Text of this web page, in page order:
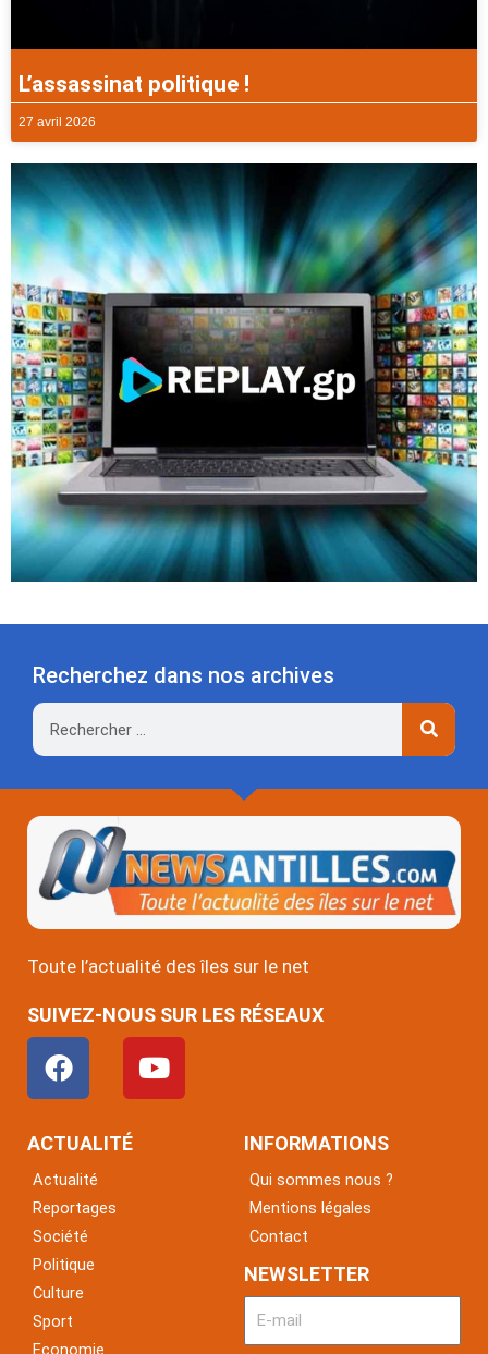
L’assassinat politique !
27 avril 2026
Recherchez dans nos archives
Rechercher
Toute l’actualité des îles sur le net
SUIVEZ-NOUS SUR LES RÉSEAUX
F
a
c
e
o
o
k
Y
o
u
ACTUALITÉ
Actualité
Reportages
Société
Politique
Culture
Sport
Economie
INFORMATIONS
Qui sommes nous ?
Mentions légales
Contact
NEWSLETTER